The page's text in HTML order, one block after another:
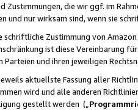
Zustimmungen, die wir ggf. im
und nur wirksam sind, wenn sie
schriftliche Zustimmung von
ist diese Vereinbarung
Parteien und ihren jeweiligen
aktuellste Fassung aller
wird und alle anderen
gestellt werden („